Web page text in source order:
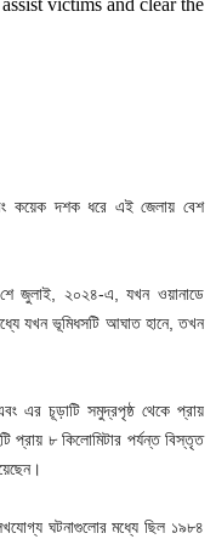
victims and clear the
কয়েক দশক ধরে এই জেলায় বেশ
জুলাই, ২০২৪-এ, যখন ওয়ানাডে
যখন ভূমিধসটি আঘাত হানে, তখন
এর চূড়াটি সমুদ্রপৃষ্ঠ থেকে প্রায়
প্রায় ৮ কিলোমিটার পর্যন্ত বিস্তৃত
ঘটনাগুলোর মধ্যে ছিল ১৯৮৪